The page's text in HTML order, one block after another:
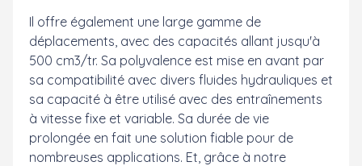
Il offre également une large gamme de
déplacements, avec des capacités allant jusqu'à
500 cm3/tr. Sa polyvalence est mise en avant par
sa compatibilité avec divers fluides hydrauliques et
sa capacité à être utilisé avec des entraînements
à vitesse fixe et variable. Sa durée de vie
prolongée en fait une solution fiable pour de
nombreuses applications. Et, grâce à notre